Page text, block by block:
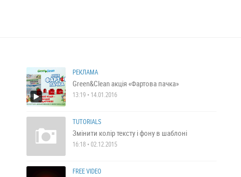
РЕКЛАМА
Green&Clean акція «Фартова пачка»
13:19 • 14.01.2016
TUTORIALS
Змінити колір тексту і фону в шаблоні
16:18 • 02.12.2015
FREE VIDEO